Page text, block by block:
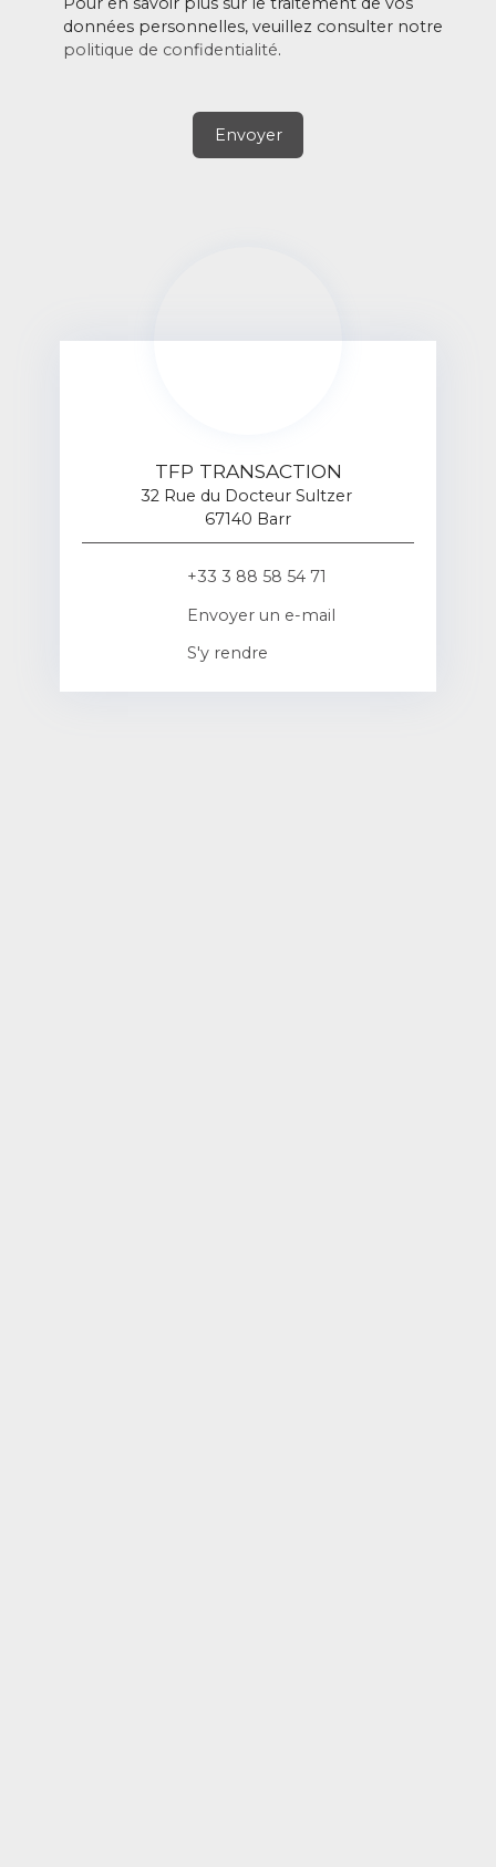
données personnelles, veuillez consulter notre
politique de confidentialité.
Envoyer
TFP TRANSACTION
32 Rue du Docteur Sultzer
67140 Barr
+33 3 88 58 54 71
Envoyer un e-mail
S'y rendre